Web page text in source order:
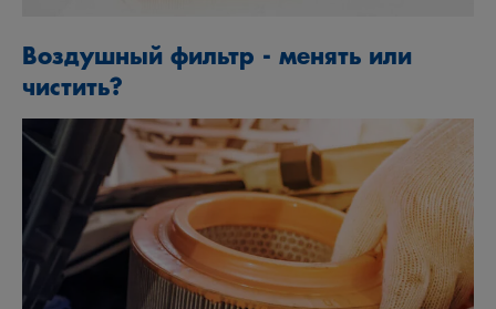
Воздушный фильтр - менять или
чистить?